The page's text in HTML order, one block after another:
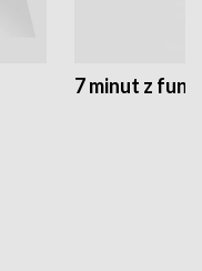
7 minut z